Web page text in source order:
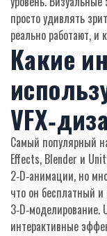
просто удивлять
реально работают, и
Какие
Самый популярный
Effects, Blender и
2‑D‑анимации, но
что он бесплатный
интерактивные